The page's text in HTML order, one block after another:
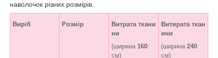
наволочок різних розмірів.
Виріб Розмір
Витрата ткани
ни
(ширина 160
см)
Витирата ткан
ини
(ширина 240
см)